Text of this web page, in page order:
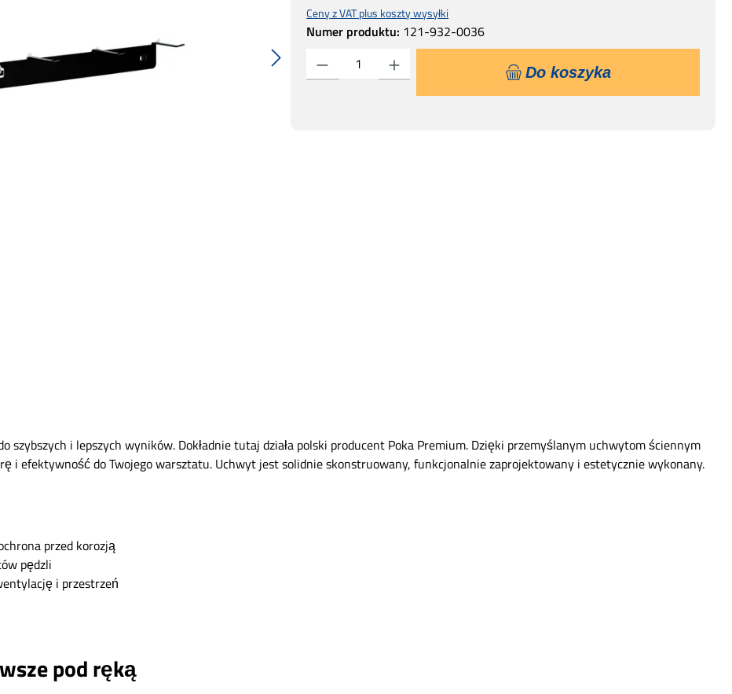
Ceny z VAT plus koszty wysyłki
Numer produktu: 121-932-0036
Ilość produktu: Wprowadź żądaną ilość lub użyj przycisków, aby zwiększyć lub zmniejszyć
Do koszyka
szybszych i lepszych wyników. Dokładnie tutaj działa polski producent Poka Premium. Dzięki przemyślanym uchwytom ściennym
i efektywność do Twojego warsztatu. Uchwyt jest solidnie skonstruowany, funkcjonalnie zaprojektowany i estetycznie wykonany.
przed korozją
pędzli
i przestrzeń
pod ręką